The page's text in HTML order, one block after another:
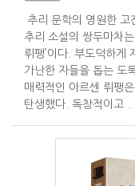
추리 문학의 영원한 고
추리 소설의 쌍두마차는
뤼팽’이다. 부도덕하게
가난한 자들을 돕는 도
매력적인 아르센 뤼팽
탄생했다. 독창적이고 ...